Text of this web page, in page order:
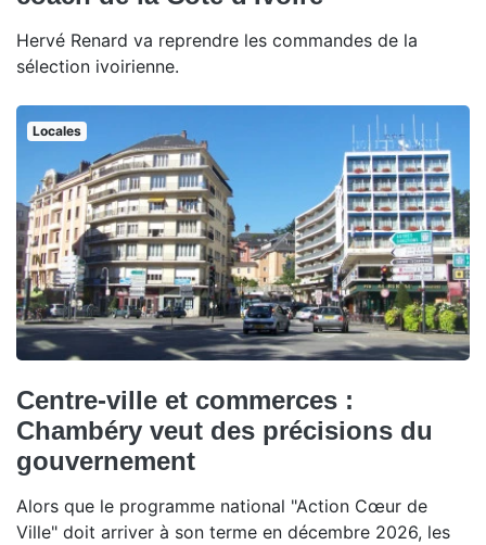
Hervé Renard va reprendre les commandes de la
sélection ivoirienne.
Locales
Centre-ville et commerces :
Chambéry veut des précisions du
gouvernement
Alors que le programme national "Action Cœur de
Ville" doit arriver à son terme en décembre 2026, les